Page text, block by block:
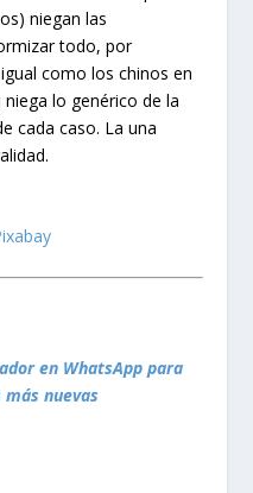
niegan las
todo, por
como los chinos en
lo genérico de la
cada caso. La una
en WhatsApp para
nuevas